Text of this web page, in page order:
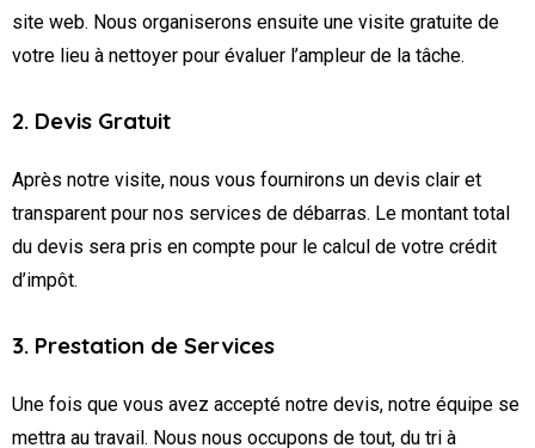
site web. Nous organiserons ensuite une visite gratuite de
votre lieu à nettoyer pour évaluer l’ampleur de la tâche.
2. Devis Gratuit
Après notre visite, nous vous fournirons un devis clair et
transparent pour nos services de débarras. Le montant total
du devis sera pris en compte pour le calcul de votre crédit
d’impôt.
3. Prestation de Services
Une fois que vous avez accepté notre devis, notre équipe se
mettra au travail. Nous nous occupons de tout, du tri à